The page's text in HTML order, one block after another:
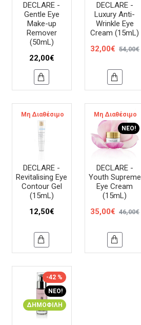
DECLARE -
Gentle Eye
Make-up
Remover
(50mL)
22,00€
DECLARE -
Luxury Anti-
Wrinkle Eye
Cream (15mL)
32,00€ 54,00€
Μη Διαθέσιμο
DECLARE -
Revitalising Eye
Contour Gel
(15mL)
12,50€
ΝΈΟ!
-24 %
Μη Διαθέσιμο
DECLARE -
Youth Supreme
Eye Cream
(15mL)
35,00€ 46,00€
ΝΈΟ!
ΔΗΜΟΦΙΛΉ
-42 %